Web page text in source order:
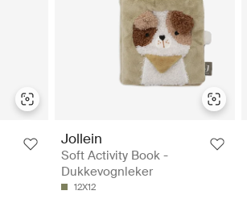
Jollein
Soft Activity Book -
Dukkevognleker
12X12